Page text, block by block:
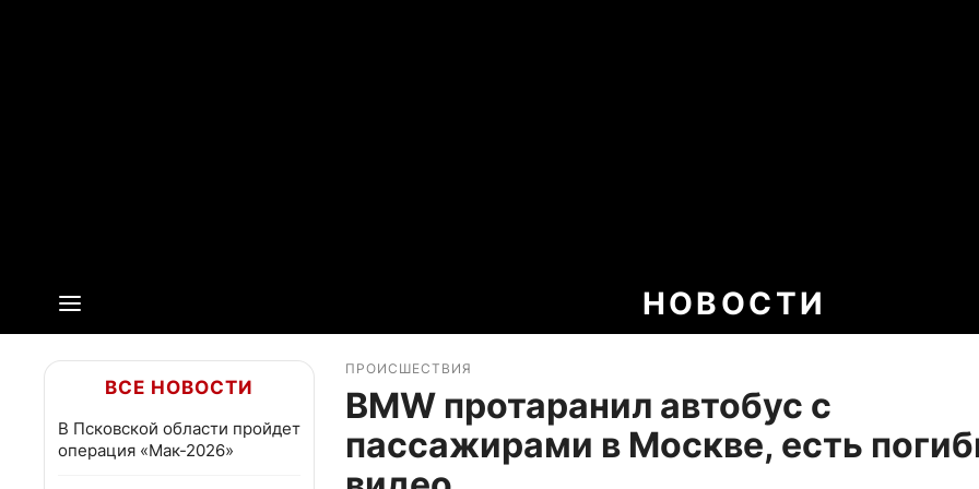
НОВОСТИ
ВСЕ НОВОСТИ
В Псковской области пройдет
операция «Мак-2026»
ПРОИСШЕСТВИЯ
BMW протаранил автобус с
пассажирами в Москве, есть